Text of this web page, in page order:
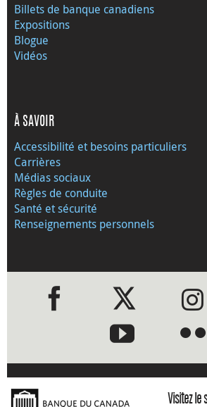
Billets de banque canadiens
Expositions
Blogue
Vidéos
À SAVOIR
Accessibilité et besoins particuliers
Carrières
Médias sociaux
Règles de conduite
Santé et sécurité
Renseignements personnels
●●
Visitez le